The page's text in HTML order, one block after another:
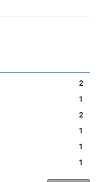
2
1
2
1
1
1